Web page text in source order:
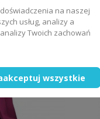
na naszej
usług, analizy a
Twoich zachowań
wszystkie